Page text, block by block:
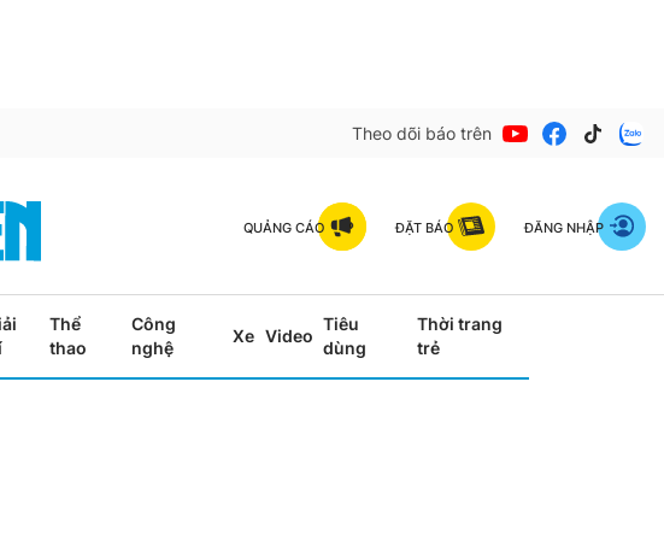
Theo dõi báo trên
QUẢNG CÁO ĐẶT BÁO ĐĂNG NHẬP
Thể
thao
Công
nghệ
Xe Video
Tiêu
dùng
Thời trang
trẻ